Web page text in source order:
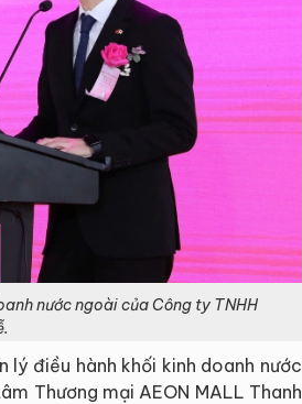
nước ngoài của Công ty TNHH
lý điều hành khối kinh doanh nước
Thương mại AEON MALL Thanh